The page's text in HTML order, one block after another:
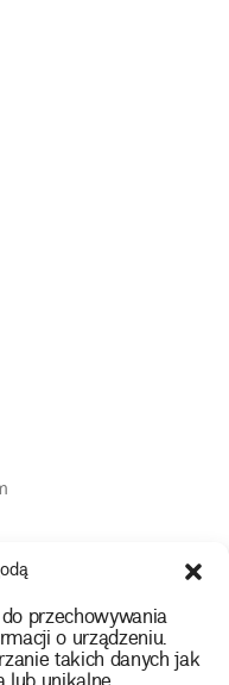
przechowywania
o urządzeniu.
takich danych jak